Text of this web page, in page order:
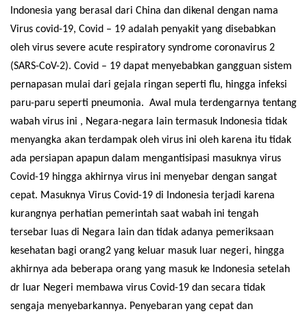
Indonesia yang berasal dari China dan dikenal dengan nama
Virus covid-19, Covid – 19 adalah penyakit yang disebabkan
oleh virus severe acute respiratory syndrome coronavirus 2
(SARS-CoV-2). Covid – 19 dapat menyebabkan gangguan sistem
pernapasan mulai dari gejala ringan seperti flu, hingga infeksi
paru-paru seperti pneumonia. Awal mula terdengarnya tentang
wabah virus ini , Negara-negara lain termasuk Indonesia tidak
menyangka akan terdampak oleh virus ini oleh karena itu tidak
ada persiapan apapun dalam mengantisipasi masuknya virus
Covid-19 hingga akhirnya virus ini menyebar dengan sangat
cepat. Masuknya Virus Covid-19 di Indonesia terjadi karena
kurangnya perhatian pemerintah saat wabah ini tengah
tersebar luas di Negara lain dan tidak adanya pemeriksaan
kesehatan bagi orang2 yang keluar masuk luar negeri, hingga
akhirnya ada beberapa orang yang masuk ke Indonesia setelah
dr luar Negeri membawa virus Covid-19 dan secara tidak
sengaja menyebarkannya. Penyebaran yang cepat dan